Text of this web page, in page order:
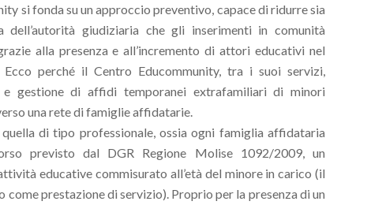
si fonda su un approccio preventivo, capace di ridurre sia
giudiziaria che gli inserimenti in comunità
alla presenza e all’incremento di attori educativi nel
perché il Centro Educommunity, tra i suoi servizi,
e gestione di affidi temporanei extrafamiliari di minori
una rete di famiglie affidatarie.
di tipo professionale, ossia ogni famiglia affidataria
previsto dal DGR Regione Molise 1092/2009, un
educative commisurato all’età del minore in carico (il
prestazione di servizio). Proprio per la presenza di un